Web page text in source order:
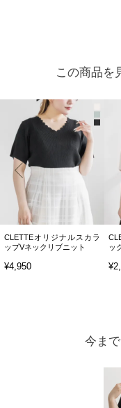
この商品を
CLETTEオリジナルスカラ
ップVネックリブニット
¥4,950
ッ
今ま